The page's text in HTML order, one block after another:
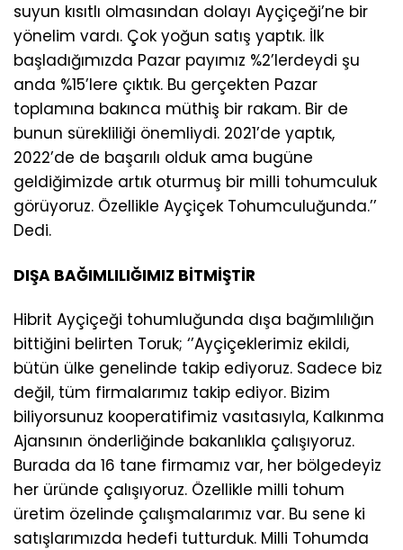
suyun kısıtlı olmasından dolayı Ayçiçeği’ne bir
yönelim vardı. Çok yoğun satış yaptık. İlk
başladığımızda Pazar payımız %2’lerdeydi şu
anda %15’lere çıktık. Bu gerçekten Pazar
toplamına bakınca müthiş bir rakam. Bir de
bunun sürekliliği önemliydi. 2021’de yaptık,
2022’de de başarılı olduk ama bugüne
geldiğimizde artık oturmuş bir milli tohumculuk
görüyoruz. Özellikle Ayçiçek Tohumculuğunda.’’
Dedi.
DIŞA BAĞIMLILIĞIMIZ BİTMİŞTİR
Hibrit Ayçiçeği tohumluğunda dışa bağımlılığın
bittiğini belirten Toruk; ‘’Ayçiçeklerimiz ekildi,
bütün ülke genelinde takip ediyoruz. Sadece biz
değil, tüm firmalarımız takip ediyor. Bizim
biliyorsunuz kooperatifimiz vasıtasıyla, Kalkınma
Ajansının önderliğinde bakanlıkla çalışıyoruz.
Burada da 16 tane firmamız var, her bölgedeyiz
her üründe çalışıyoruz. Özellikle milli tohum
üretim özelinde çalışmalarımız var. Bu sene ki
satışlarımızda hedefi tutturduk. Milli Tohumda